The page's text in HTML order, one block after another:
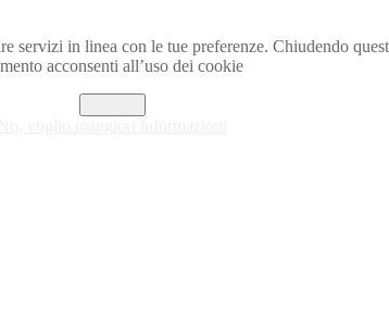
in linea con le tue preferenze. Chiudendo
acconsenti all’uso dei cookie